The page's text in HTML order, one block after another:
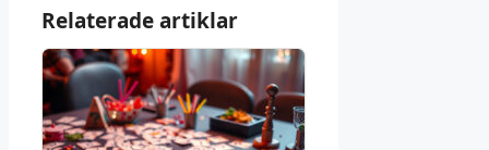
Relaterade artiklar